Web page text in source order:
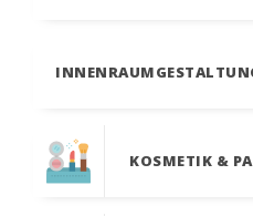
KOSMETIK &